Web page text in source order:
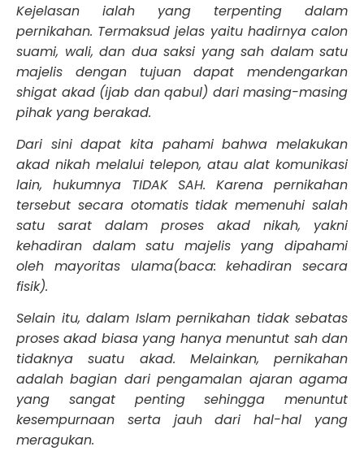
Kejelasan ialah yang terpenting dalam
pernikahan. Termaksud jelas yaitu hadirnya calon
suami, wali, dan dua saksi yang sah dalam satu
majelis dengan tujuan dapat mendengarkan
shigat akad (ijab dan qabul) dari masing-masing
pihak yang berakad.
Dari sini dapat kita pahami bahwa melakukan
akad nikah melalui telepon, atau alat komunikasi
lain, hukumnya TIDAK SAH. Karena pernikahan
tersebut secara otomatis tidak memenuhi salah
satu sarat dalam proses akad nikah, yakni
kehadiran dalam satu majelis yang dipahami
oleh mayoritas ulama(baca: kehadiran secara
fisik).
Selain itu, dalam Islam pernikahan tidak sebatas
proses akad biasa yang hanya menuntut sah dan
tidaknya suatu akad. Melainkan, pernikahan
adalah bagian dari pengamalan ajaran agama
yang sangat penting sehingga menuntut
kesempurnaan serta jauh dari hal-hal yang
meragukan.